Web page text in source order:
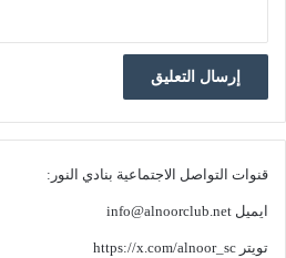
قنوات التواصل الاجتماعية بنادي النور:
ايميل info@alnoorclub.net
تويتر https://x.com/alnoor_sc